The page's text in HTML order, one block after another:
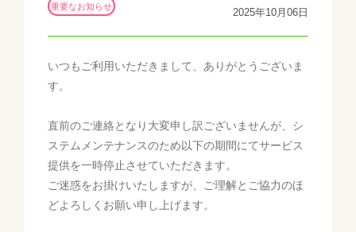
重要なお知らせ
2025年10月06日
いつもご利用いただきまして、ありがとうございま
す。
直前のご連絡となり大変申し訳ございませんが、シ
ステムメンテナンスのため以下の期間にてサービス
提供を一時停止させていただきます。
ご迷惑をお掛けいたしますが、ご理解とご協力のほ
どよろしくお願い申し上げます。